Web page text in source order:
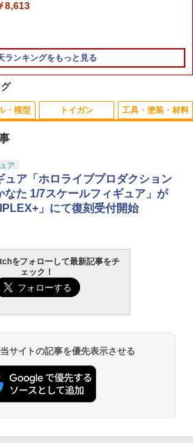
8,613
ランキングをもっと見る
ニポーチ［戦人 senjin 迷彩 camo カ
カモフラージュ サバゲー アウトドア
ッグ バック 小物入れ ポーチ MOLLE
」
1,320
【メール便送料無料】HITCALL 超精密
磨 トレーサー ABS BB弾 0.2g 2000発
ットコール 蓄光【あす楽】
LEOPARD AEG ナイロンファイバー
化ピストン CNCフルティース 14T +
イロンファイバーピストンヘッド◆電
ガンメカボックス対応
1,880
カラトミー ドリームトミカ SP トイ・
トーリー 30周年 バズ・ライトイヤー
ver．
640
924
全品5%ポイント】マジックフライング
ボール ドローン 使いやすい
1,580
NATIONS S.H.フィギュアー
（真骨彫製法） 仮面ライダーBLACK
約150mm PVC&ABS&布製 塗装済み
動フィギュア
カラトミー(TAKARA TOMY) T-SPAR
K トランスフォーマー ニューレジェンズ
NATIONS S.H.フィギュアー
ONE PIECE シャンクス -マリンフォ
ド頂上決戦- 約165mm PVC&ABS&布
・模型
SPIRITS(バンダイ スピリッツ)
機動新世紀ガンダムX ガンダムレオ
ルド 1/144スケール 色分け済みプラモ
ル
SPIRITS(バンダイ スピリッツ)
機動警察パトレイバー EZY RG 1/48 AV-
プラモデル
SPIRITS(バンダイ スピリッツ)
SIS-J00 メルンジャ[カラーA] 色
トイガン
京マルイ(TOKYO MARUI) No.25 コル
ガバメント HG 18歳以上エアーHOP
ンドガン
3,384
京マルイ (TOKYO MARUI) ガスブロー
ックマシンガン No.14 20式 5.56mm
小銃 18歳以上 ガスブローバック
220,000
京マルイ(TOKYO MARUI) No.21 H&K
HG 18歳以上エアーHOPハンドガン
3,409
工具・塗装・材料
ロックタイト) シールはがし
レミアム 220ml
962
クレオス Mr.トップコート 水性プレ
アムトップコートスプレー 光沢 88ml
ホビー用仕上材 B601
748
ミヤ クラフトツールシリーズ No.123
細薄刃ニッパー (ゲートカット用) プラ
デル用工具 74123
ア
ュア「ホロライブプロダクション
なた 1/7スケールフィギュア」が
」にて復刻受付開始
をフォローして最新記事をチ
ェック！
サイトの記事を優先表示させる